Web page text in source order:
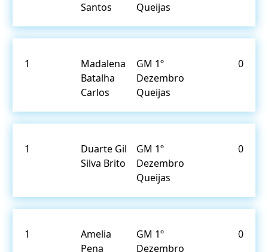
Santos
Queijas
1
Madalena
Batalha
Carlos
GM 1º
Dezembro
Queijas
0
1
Duarte Gil
Silva Brito
GM 1º
Dezembro
Queijas
0
1
Amelia
Pena
GM 1º
Dezembro
0